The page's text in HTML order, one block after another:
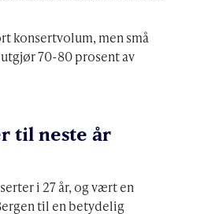
konsertvolum, men små
70-80 prosent av
til neste år
i 27 år, og vært en
til en betydelig